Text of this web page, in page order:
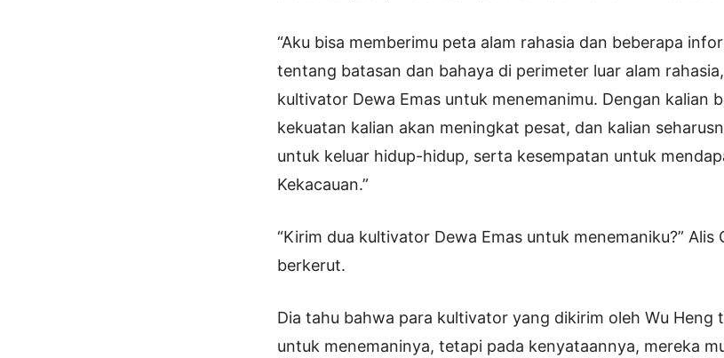
“Aku bisa memberimu peta alam rahasia dan beberapa
tentang batasan dan bahaya di perimeter luar alam
kultivator Dewa Emas untuk menemanimu. Dengan kalian
kekuatan kalian akan meningkat pesat, dan kalian
untuk keluar hidup-hidup, serta kesempatan untuk
Kekacauan.”
“Kirim dua kultivator Dewa Emas untuk menemaniku?” Alis
berkerut.
Dia tahu bahwa para kultivator yang dikirim oleh Wu Heng
untuk menemaninya, tetapi pada kenyataannya, mereka